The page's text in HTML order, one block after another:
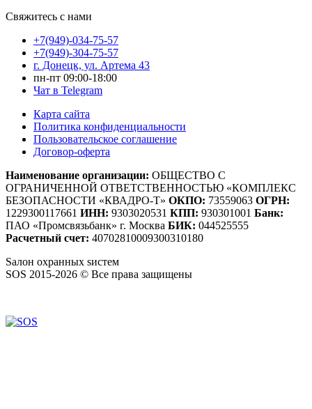
Свяжитесь с нами
+7(949)-034-75-57
+7(949)-304-75-57
г. Донецк, ул. Артема 43
пн-пт 09:00-18:00
Чат в Telegram
Карта сайта
Политика конфиденциальности
Пользовательское соглашение
Договор-оферта
Наименование организации: ОБЩЕСТВО С
ОГРАНИЧЕННОЙ ОТВЕТСТВЕННОСТЬЮ «КОМПЛЕКС
БЕЗОПАСНОСТИ «КВАДРО-Т» ОКПО: 73559063 ОГРН:
1229300117661 ИНН: 9303020531 КПП: 930301001 Банк:
ПАО «Промсвязьбанк» г. Москва БИК: 044525555
Расчетный счет: 40702810009300310180
Sалон охранных sистем
SOS 2015-2026 © Все права защищены